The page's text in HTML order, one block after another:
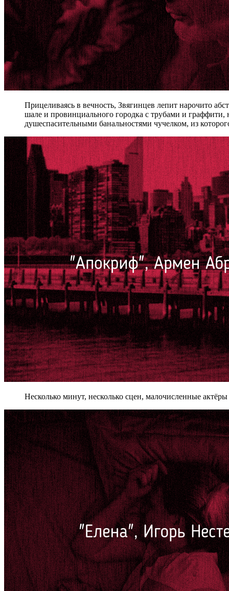
Прицеливаясь в вечность, Звягинцев лепит нарочито
шале и провинциального городка с трубами и граффити,
душеспасительными банальностями чучелком, из
Несколько минут, несколько сцен, малочисленные